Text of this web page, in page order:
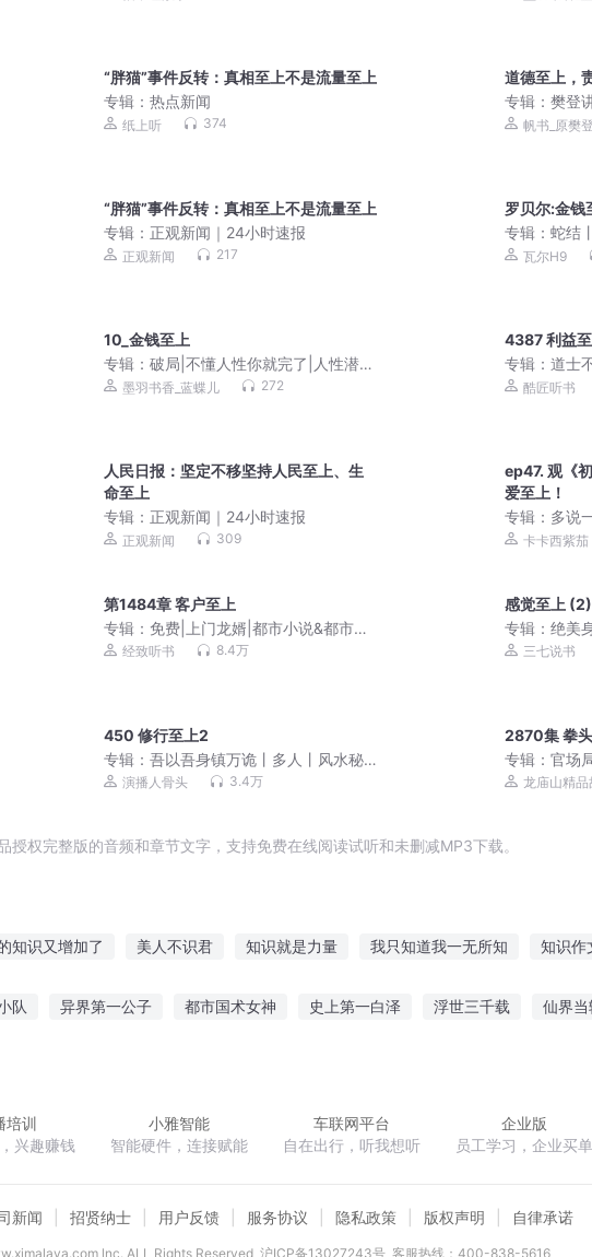
“胖猫”事件反转：真相至上不是流量至上
专辑：热点新闻
纸上听 374
道德至上，
专辑：樊登
帆书_原樊
“胖猫”事件反转：真相至上不是流量至上
专辑： 正观新闻｜24小时速报
正观新闻 217
罗贝尔:金钱
专辑：蛇结
克代表作丨
瓦尔H9
10_金钱至上
专辑：破局|不懂人性你就完了|人性潜规
则|内心强大的智慧
墨羽书香_蓝蝶儿 272
4387 利益
专辑：道士
士绝代道人
酷匠听书
人民日报：坚定不移坚持人民至上、生
命至上
专辑： 正观新闻｜24小时速报
正观新闻 309
ep47. 观《
爱至上！
专辑： 多说
卡卡西紫茄
第1484章 客户至上
专辑： 免费|上门龙婿|都市小说&都市生
活&恩怨情深
经致听书 8.4万
感觉至上 (2)
专辑：绝美
丨想看的都
三七说书
450 修行至上2
专辑：吾以吾身镇万诡丨多人丨风水秘
术丨都市丨悬疑恐怖灵异
演播人骨头 3.4万
2870集 拳
专辑：官场
袭丨青云直
龙庙山精品
权完整版的音频和章节文字，支持免费在线阅读试听和未删减MP3下载。
知识又增加了 美人不识君 知识就是力量 我只知道我一无所知 知识作
队 异界第一公子 都市国术女神 史上第一白泽 浮世三千载 仙界当
培训
兴趣赚钱
小雅智能
智能硬件，连接赋能
车联网平台
自在出行，听我想听
企业版
员工学习，企业买单
新闻 招贤纳士 用户反馈 服务协议 隐私政策 版权声明 自律承诺
lnc. ALL Rights Reserved 沪ICP备13027243号 客服热线：400-838-5616